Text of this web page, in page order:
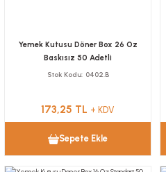
Yemek Kutusu Döner Box 26 Oz
Baskısız 50 Adetli
Stok Kodu 0402.B
173,25 TL + KDV
Sepete Ekle